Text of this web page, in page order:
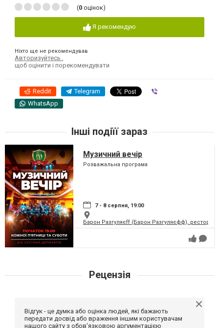
(0 оцінок)
Я рекомендую
Ніхто ще не рекомендував
Авторизуйтесь
щоб оцінити і порекомендувати
Reddit Telegram
WhatsApp
Інші подіїї зараз
Музичний вечір
Розважальна програма
7 - 8 серпня, 19:00
Барон Разгуляєff (Барон Разгуляєфф),
Рецензія
Відгук - це думка або оцінка людей, які бажають
передати досвід або враження іншим користувачам
нашого сайту з обов'язковою аргументацією